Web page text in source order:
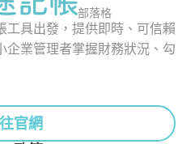
部落格
工具出發，提供即時、可信賴
企業管理者掌握財務狀況、勾
官網